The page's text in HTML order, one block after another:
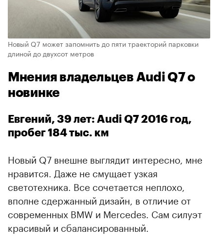
Новый Q7 может запомнить до пяти траекторий парковки
длиной до двухсот метров
Мнения владельцев Audi Q7 о
новинке
Евгений, 39 лет: Audi Q7 2016 год,
пробег 184 тыс. км
Новый Q7 внешне выглядит интересно, мне
нравится. Даже не смущает узкая
светотехника. Все сочетается неплохо,
вполне сдержанный дизайн, в отличие от
современных BMW и Mercedes. Сам силуэт
красивый и сбалансированный.